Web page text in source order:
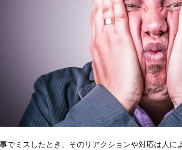
でミスしたとき、そのリアクションや対応は人